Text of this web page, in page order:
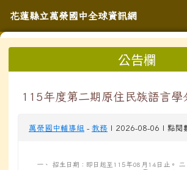
花蓮縣立萬榮國中全球
導覽列
花蓮縣立萬榮國中全球資訊網
公告欄
115年度第二期原住民族語言學
萬榮國中輔導組 - 教務 | 2026-08-06 | 點閱
一、 招生日期：即日起至115年08月14日止。
頁尾區域